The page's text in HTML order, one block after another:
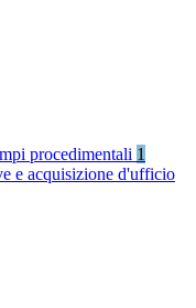
procedimentali 1
e acquisizione d'ufficio